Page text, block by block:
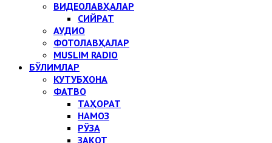
ВИДЕОЛАВҲАЛАР
СИЙРАТ
АУДИО
ФОТОЛАВҲАЛАР
MUSLIM RADIO
БЎЛИМЛАР
КУТУБХОНА
ФАТВО
ТАҲОРАТ
НАМОЗ
РЎЗА
ЗАКОТ